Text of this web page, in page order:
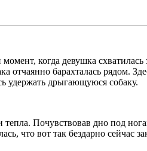
когда девушка
барахталась рядом.
удержать дрыгающуюся собаку.
Почувствовав дно под
что вот так бездарно сейчас